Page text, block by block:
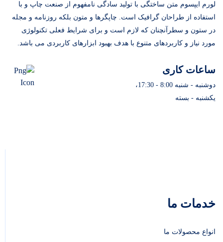
لورم ایپسوم متن ساختگی با تولید سادگی نامفهوم از صنعت چاپ و با
استفاده از طراحان گرافیک است. چاپگرها و متون بلکه روزنامه و مجله
در ستون و سطرآنچنان که لازم است و برای شرایط فعلی تکنولوژی
مورد نیاز و کاربردهای متنوع با هدف بهبود ابزارهای کاربردی می باشد.
ساعات کاری
دوشنبه - شنبه 8:00 - 17:30،
یکشنبه - بسته
خدمات ما
انواع محصولات ما